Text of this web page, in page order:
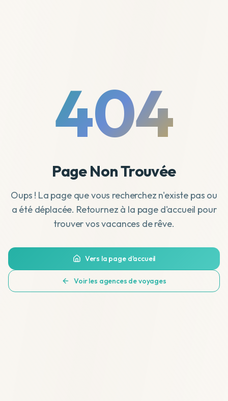
404
Page Non Trouvée
Oups ! La page que vous recherchez n'existe pas ou
a été déplacée. Retournez à la page d'accueil pour
trouver vos vacances de rêve.
Vers la page d'accueil
Voir les agences de voyages